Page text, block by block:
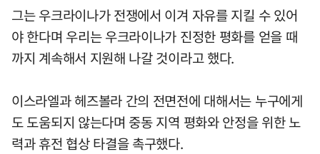
그는 우크라이나가 전쟁에서 이겨 자유를 지킬 수 있어
야 한다며 우리는 우크라이나가 진정한 평화를 얻을 때
까지 계속해서 지원해 나갈 것이라고 했다.
이스라엘과 헤즈볼라 간의 전면전에 대해서는 누구에게
도 도움되지 않는다며 중동 지역 평화와 안정을 위한 노
력과 휴전 협상 타결을 촉구했다.